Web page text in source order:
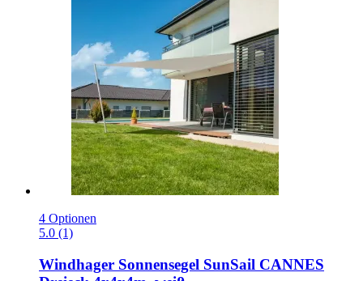
4 Optionen
5.0 (1)
Windhager Sonnensegel SunSail CANNES